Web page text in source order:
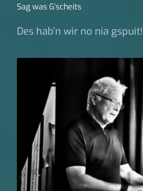
Sag was G‘scheits
Des hab’n wir no nia